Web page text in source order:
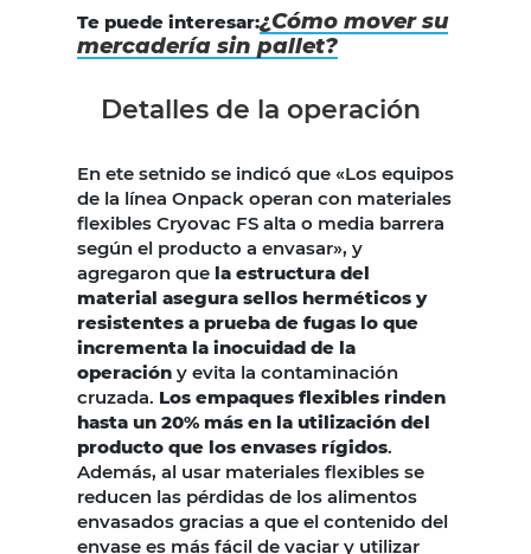
Te puede interesar:¿Cómo mover su
mercadería sin pallet?
Detalles de la operación
En ete setnido se indicó que «Los equipos
de la línea Onpack operan con materiales
flexibles Cryovac FS alta o media barrera
según el producto a envasar», y
agregaron que la estructura del
material asegura sellos herméticos y
resistentes a prueba de fugas lo que
incrementa la inocuidad de la
operación y evita la contaminación
cruzada. Los empaques flexibles rinden
hasta un 20% más en la utilización del
producto que los envases rígidos.
Además, al usar materiales flexibles se
reducen las pérdidas de los alimentos
envasados gracias a que el contenido del
envase es más fácil de vaciar y utilizar